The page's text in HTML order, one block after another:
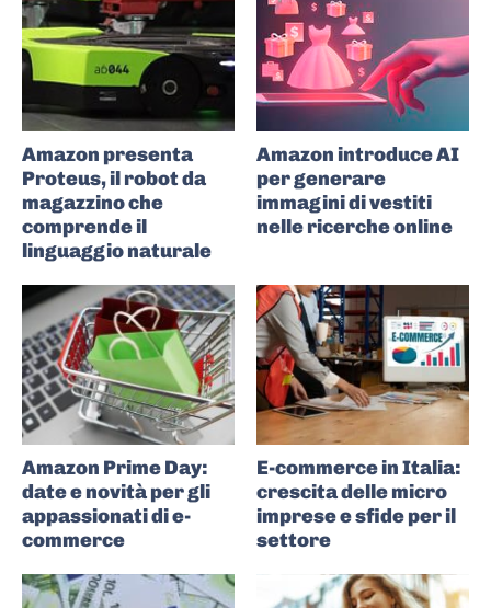
Amazon presenta
Proteus, il robot da
magazzino che
comprende il
linguaggio naturale
Amazon introduce AI
per generare
immagini di vestiti
nelle ricerche online
Amazon Prime Day:
date e novità per gli
appassionati di e-
commerce
E-commerce in Italia:
crescita delle micro
imprese e sfide per il
settore